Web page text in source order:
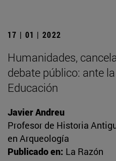
17 | 01 | 2022
Humanidades,
debate público: ante
Educación
Javier Andreu
Profesor de Historia
en Arqueología
Publicado en: La Razón